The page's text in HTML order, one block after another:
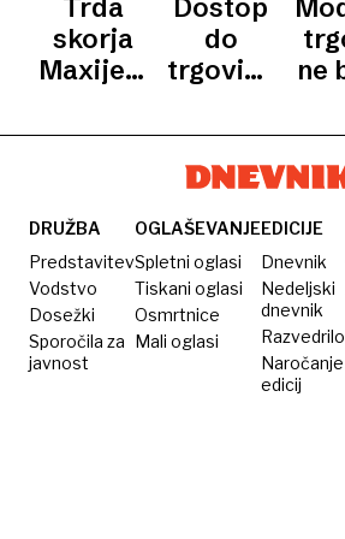
zaprte
svojega
največjega
najemnika
vrata
HRASTAR
Trda
skorja
Maxijevega
Dostop
do
trgovine
za
obiskovalce,
delikatesa
deluje
nemoteno
ne
DRUŽBA
Predstavitev
Vodstvo
Dosežki
Sporočila za
javnost
OGLAŠEVANJE
Spletni oglasi
Tiskani oglasi
Osmrtnice
Mali oglasi
EDICIJE
Dnevnik
Nedeljski
dnevnik
Razvedrilo
Naročanje
edicij